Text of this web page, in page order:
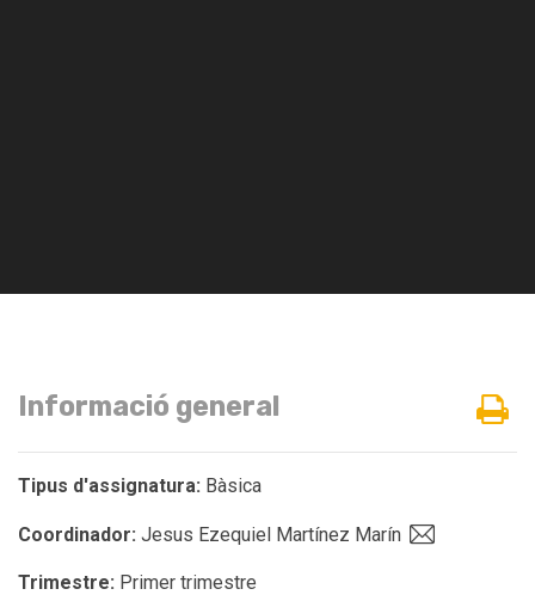
Informació general
Tipus d'assignatura: Bàsica
Coordinador: Jesus Ezequiel Martínez Marín
Trimestre: Primer trimestre